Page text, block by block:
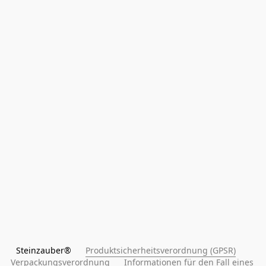
Steinzauber® Produktsicherheitsverordnung (GPSR)
Verpackungsverordnung
Informationen für den Fall eines